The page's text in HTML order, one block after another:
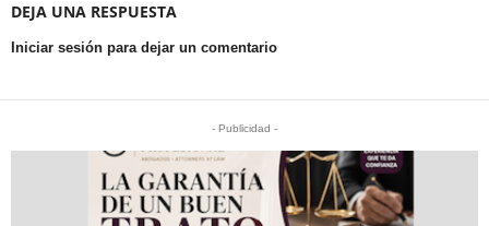
DEJA UNA RESPUESTA
Iniciar sesión para dejar un comentario
- Publicidad -